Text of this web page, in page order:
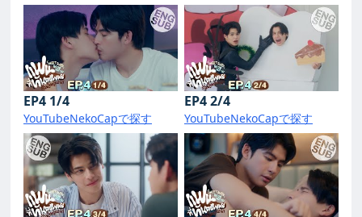
EP4 1/4
YouTubeNekoCapで探す
EP4 2/4
YouTubeNekoCapで探す